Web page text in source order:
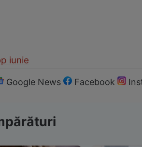
iunie
Google News Facebook